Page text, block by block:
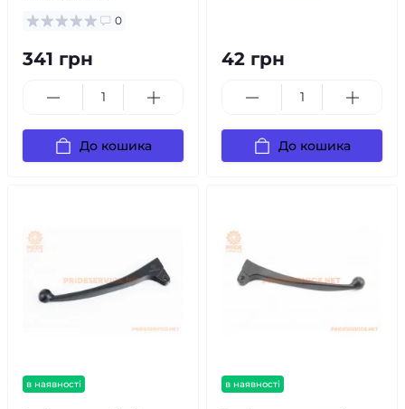
0
341 грн
До кошика
42 грн
До кошика
в наявності в наявності